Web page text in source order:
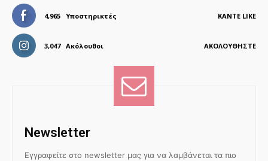
4,965 Υποστηρικτές ΚΆΝΤΕ LIKE
3,047 Ακόλουθοι ΑΚΟΛΟΥΘΉΣΤΕ
Newsletter
Εγγραφείτε στο newsletter μας για να λαμβάνεται τα πιο